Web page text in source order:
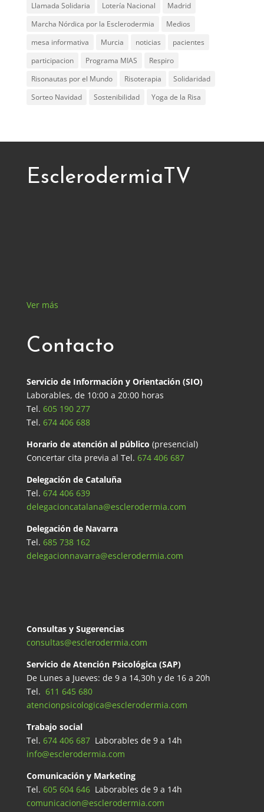
Llamada Solidaria
Lotería Nacional
Madrid
Marcha Nórdica por la Esclerodermia
Medios
mesa informativa
Murcia noticias
pacientes
participacion
Programa MIAS
Respiro
Risonautas por el Mundo
Risoterapia
Solidaridad
Sorteo Navidad
Sostenibilidad Yoga de la Risa
EsclerodermiaTV
Ver más
Contacto
Servicio de Información y Orientación (SIO)
Laborables, de 10:00 a 20:00 horas
Tel. 605 190 277
Tel. 674 406 688
Horario de atención al público (presencial)
Concertar cita previa al Tel. 674 406 687
Delegación de Cataluña
Tel. 674 406 639
delegacioncatalana@esclerodermia.com
Delegación de Navarra
Tel. 685 738 162
delegacionnavarra@esclerodermia.com
Consultas y Sugerencias
consultas@esclerodermia.com
Servicio de Atención Psicológica (SAP)
De Lunes a Jueves: de 9 a 14,30h y de 16 a 20h
Tel. 611 645 680
atencionpsicologica@esclerodermia.com
Trabajo social
Tel. 674 406 687 Laborables de 9 a 14h
info@esclerodermia.com
Comunicación y Marketing
Tel. 605 604 646Laborables de 9 a 14h
comunicacion@esclerodermia.com